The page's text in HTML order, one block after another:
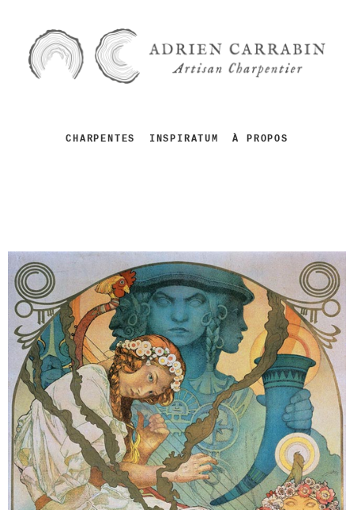
CHARPENTES INSPIRATUM À PROPOS